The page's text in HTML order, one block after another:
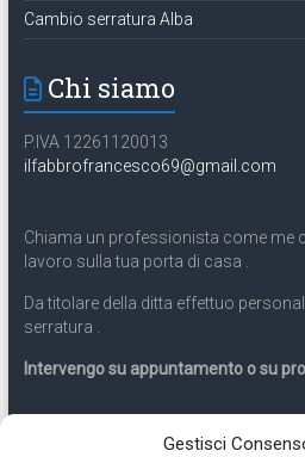
Gestisci
Cambio serratura Alba
Chi siamo
P.IVA 12261120013
ilfabbrofrancesco69@gmail.com
Chiama un professionista come me
lavoro sulla tua porta di casa .
Da titolare della ditta effettuo
serratura .
Intervengo su appuntamento o su
Servizio 24 ore